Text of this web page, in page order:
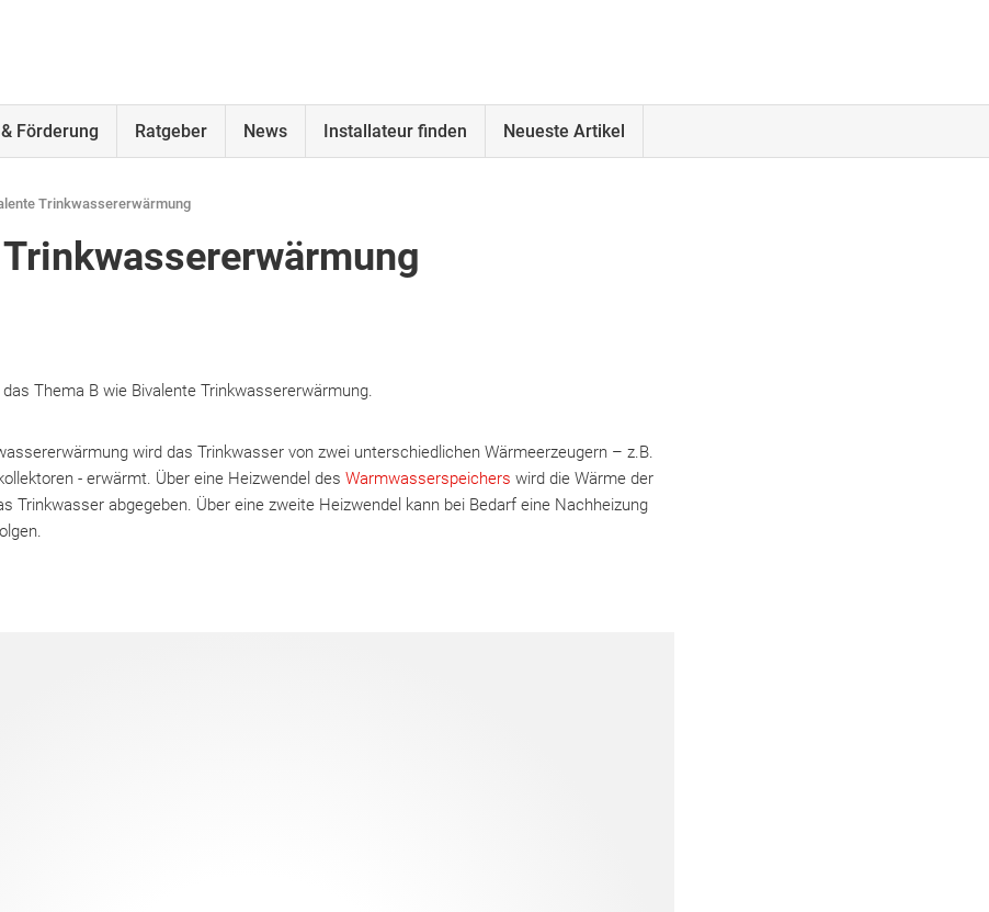
Förderung Ratgeber News Installateur finden Neueste Artikel
Trinkwassererwärmung
Thema B wie Bivalente Trinkwassererwärmung.
wird das Trinkwasser von zwei unterschiedlichen Wärmeerzeugern – z.B.
- erwärmt. Über eine Heizwendel des Warmwasserspeichers wird die Wärme der
Trinkwasser abgegeben. Über eine zweite Heizwendel kann bei Bedarf eine Nachheizung